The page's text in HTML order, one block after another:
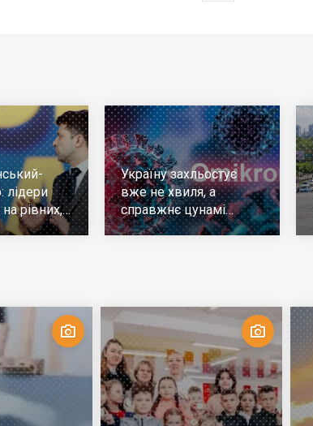
лідери
рівних,
хто не
Україну захльостує
вже не хвиля, а
справжнє цунамі
ковіда. Що робити